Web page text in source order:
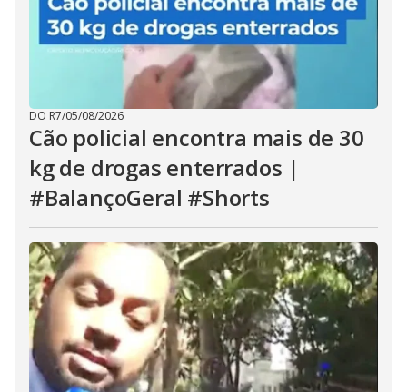
DO R7/05/08/2026
Cão policial encontra mais de 30
kg de drogas enterrados |
#BalançoGeral #Shorts